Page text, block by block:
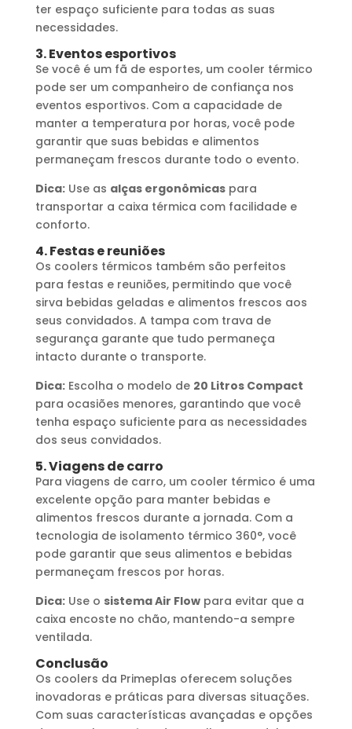
ter espaço suficiente para todas as suas
necessidades.
3. Eventos esportivos
Se você é um fã de esportes, um cooler térmico
pode ser um companheiro de confiança nos
eventos esportivos. Com a capacidade de
manter a temperatura por horas, você pode
garantir que suas bebidas e alimentos
permaneçam frescos durante todo o evento.
Dica:Use as alças ergonômicaspara
transportar a caixa térmica com facilidade e
conforto.
4. Festas e reuniões
Os coolers térmicos também são perfeitos
para festas e reuniões, permitindo que você
sirva bebidas geladas e alimentos frescos aos
seus convidados. A tampa com trava de
segurança garante que tudo permaneça
intacto durante o transporte.
Dica:Escolha o modelo de 20 Litros Compact
para ocasiões menores, garantindo que você
tenha espaço suficiente para as necessidades
dos seus convidados.
5. Viagens de carro
Para viagens de carro, um cooler térmico é uma
excelente opção para manter bebidas e
alimentos frescos durante a jornada. Com a
tecnologia de isolamento térmico 360°, você
pode garantir que seus alimentos e bebidas
permaneçam frescos por horas.
Dica:Use o sistema Air Flowpara evitar que a
caixa encoste no chão, mantendo-a sempre
ventilada.
Conclusão
Os coolers da Primeplas oferecem soluções
inovadoras e práticas para diversas situações.
Com suas características avançadas e opções